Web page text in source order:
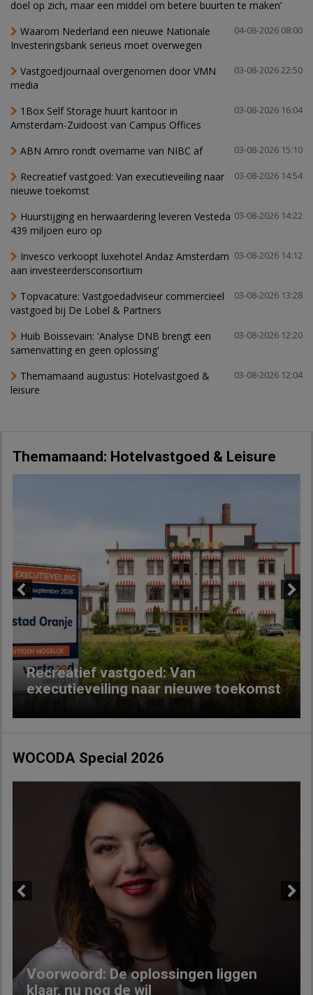
doel op zich, maar een middel om betere buurten te maken’
04-08-2026 08:00
Waarom Nederland een nieuwe Nationale
Investeringsbank serieus moet overwegen
03-08-2026 22:50
Vastgoedjournaal overgenomen door VMN
media
03-08-2026 16:04
1Box Self Storage huurt kantoor in
Amsterdam-Zuidoost van Campus Offices
03-08-2026 15:10
ABN Amro rondt overname van NIBC af
03-08-2026 14:54
Recreatief vastgoed: Van executieveiling naar
nieuwe toekomst
03-08-2026 14:22
Huurstijging en herwaardering leveren Vesteda
439 miljoen euro op
03-08-2026 14:12
Invesco verkoopt luxehotel Andaz Amsterdam
aan investeerdersconsortium
03-08-2026 13:28
Topvacature: Vastgoedadviseur commercieel
vastgoed bij De Lobel & Partners
03-08-2026 12:20
Huib Boissevain: 'Analyse DNB brengt een
samenvatting en geen oplossing'
03-08-2026 12:04
Themamaand augustus: Hotelvastgoed &
leisure
Themamaand: Hotelvastgoed & Leisure
Recreatief vastgoed: Van
executieveiling naar nieuwe toekomst
Next
WOCODA Special 2026
Voorwoord: De oplossingen liggen
klaar, nu nog de wil